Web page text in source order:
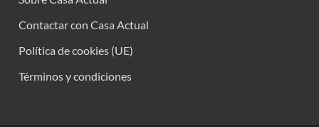
Contactar con Casa Actual
Política de cookies (UE)
Términos y condiciones